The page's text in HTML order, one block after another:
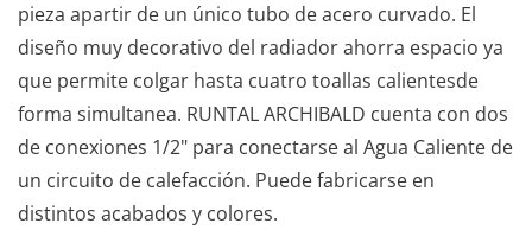
pieza apartir de un único tubo de acero curvado. El
diseño muy decorativo del radiador ahorra espacio ya
que permite colgar hasta cuatro toallas calientesde
forma simultanea. RUNTAL ARCHIBALD cuenta con dos
de conexiones 1/2" para conectarse al Agua Caliente de
un circuito de calefacción. Puede fabricarse en
distintos acabados y colores.